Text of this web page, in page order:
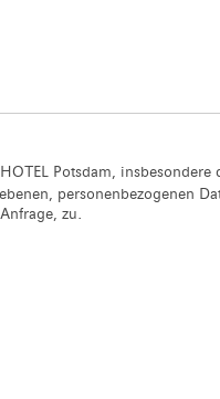
Potsdam, insbesondere
personenbezogenen
zu.